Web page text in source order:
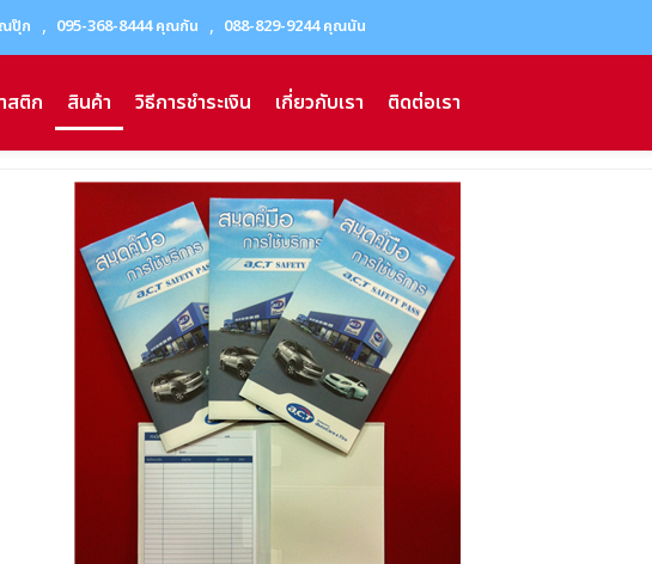
ปุ๊ก , 095-368-8444 คุณกัน , 088-829-9244 คุณนัน
สติก สินค้า วิธีการชำระเงิน เกี่ยวกับเรา ติดต่อเรา